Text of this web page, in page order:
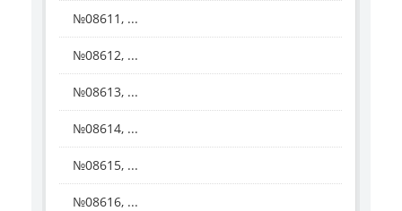
№08611, ...
№08612, ...
№08613, ...
№08614, ...
№08615, ...
№08616, ...